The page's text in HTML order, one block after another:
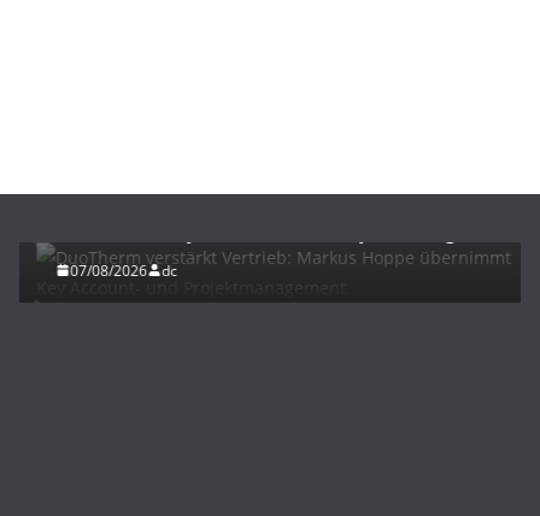
07/08/2026 dc